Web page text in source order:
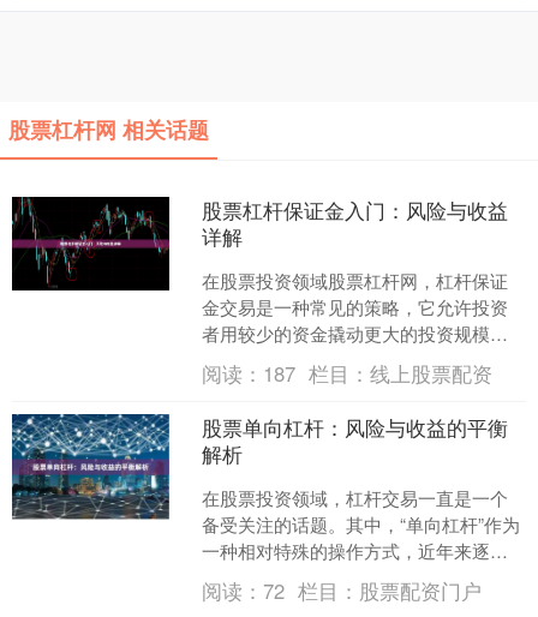
股票杠杆网 相关话题
股票杠杆保证金入门：风险与收益
详解
在股票投资领域股票杠杆网，杠杆保证
金交易是一种常见的策略，它允许投资
者用较少的资金撬动更大的投资规模。
然而，这种策略虽然可能带来更高的收
益，同时也伴随着显著的风....
阅读： 187 栏目：线上股票配资
股票单向杠杆：风险与收益的平衡
解析
在股票投资领域，杠杆交易一直是一个
备受关注的话题。其中，“单向杠杆”作为
一种相对特殊的操作方式，近年来逐渐
进入普通投资者的视野。所谓单向杠
杆，是指投资者只在一个....
阅读：72 栏目： 股票配资门户